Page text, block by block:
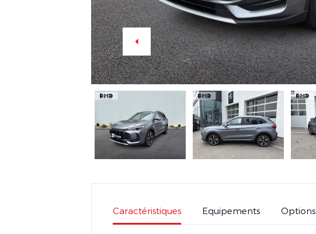
Caractéristiques Equipements Options